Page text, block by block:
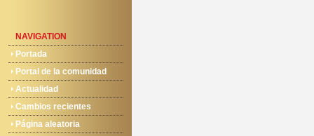
NAVIGATION
Portada
Portal de la comunidad
Actualidad
Cambios recientes
Página aleatoria